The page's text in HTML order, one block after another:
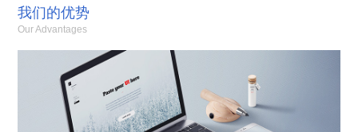
我们的优势
Our Advantages